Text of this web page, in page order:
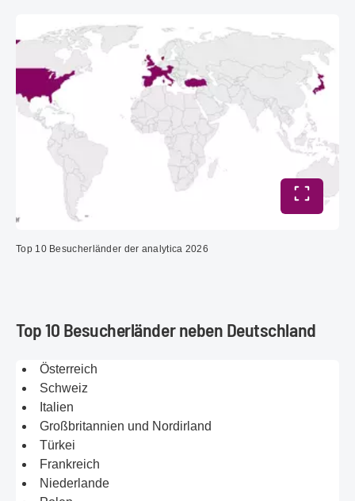
Vollbild
Top 10 Besucherländer der analytica 2026
Top 10 Besucherländer neben Deutschland
Österreich
Schweiz
Italien
Großbritannien und Nordirland
Türkei
Frankreich
Niederlande